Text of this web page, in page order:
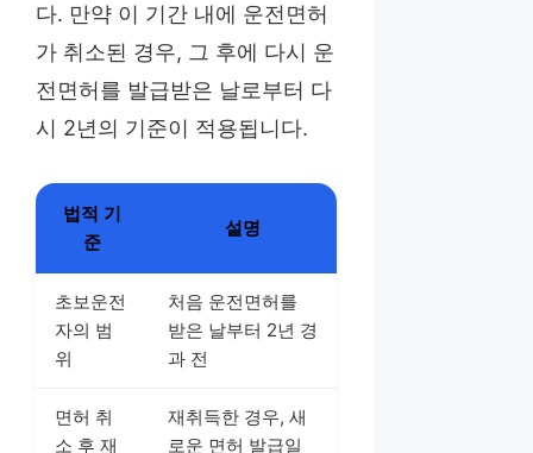
다. 만약 이 기간 내에 운전면허
가 취소된 경우, 그 후에 다시 운
전면허를 발급받은 날로부터 다
시 2년의 기준이 적용됩니다.
법적 기
준
설명
초보운전
자의 범
위
처음 운전면허를
받은 날부터 2년 경
과 전
면허 취
소 후 재
재취득한 경우, 새
로운 면허 발급일